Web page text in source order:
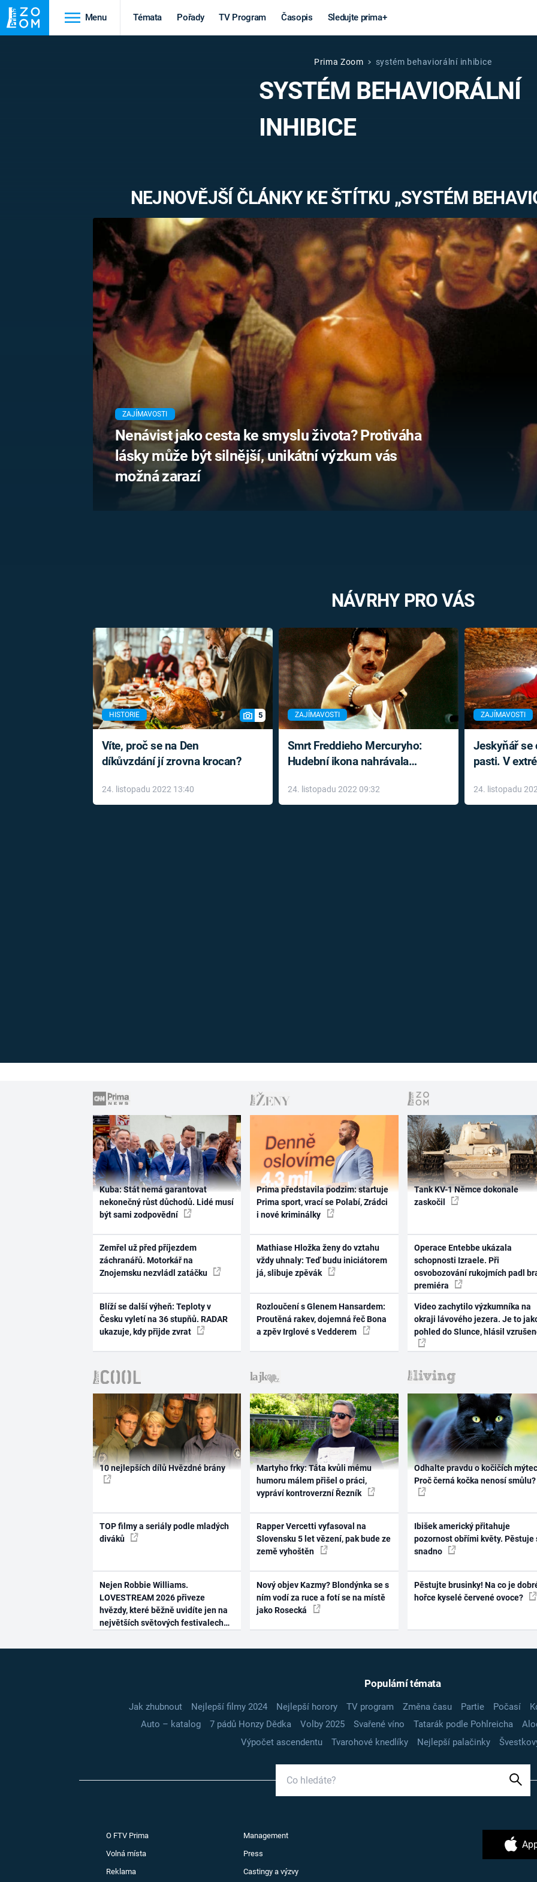
Menu Témata Pořady TV Program Časopis Sledujte prima+
Věda a
technika
KORONAVIRUS
Války
světová válka
PRVNÍ SVĚTOVÁ
Výročí
MARIE TEREZIE
NAPOLEON
BONAPARTE
BRITSKÁ
KRÁLOVSKÁ
RODINA
Záhady a
konspirace
UFO A
MIMOZEMŠŤANÉ
UTAJENÉ PŘÍBĚHY
ALTERNATIVNÍ
HISTORIE
FILMY
REALITA
HORORY
Prima Zoom systém behaviorální inhibice
SYSTÉM BEHAVIORÁLNÍ
INHIBICE
NEJNOVĚJŠÍ ČLÁNKY KE ŠTÍTKU „SYSTÉM
ZAJÍMAVOSTI
Nenávist jako cesta ke smyslu života? Protiváha
lásky může být silnější, unikátní výzkum vás
možná zarazí
NÁVRHY PRO VÁS
HISTORIE 5
Víte, proč se na Den
díkůvzdání jí zrovna krocan?
24. listopadu 2022 13:40
ZAJÍMAVOSTI
Smrt Freddieho Mercuryho:
Hudební ikona nahrávala
léky
24. listopadu 2022 09:32
ZAJÍMAVOSTI
Jeskyňář se
pasti. V
24. listopadu
Kuba: Stát nemá garantovat
nekonečný růst důchodů. Lidé musí
být sami zodpovědní
Zemřel už před příjezdem
záchranářů. Motorkář na
Znojemsku nezvládl zatáčku
Blíží se další výheň: Teploty v
Česku vyletí na 36 stupňů. RADAR
ukazuje, kdy přijde zvrat
Prima představila podzim: startuje
Prima sport, vrací se Polabí, Zrádci
i nové kriminálky
Mathiase Hložka ženy do vztahu
vždy uhnaly: Teď budu iniciátorem
já, slibuje zpěvák
Rozloučení s Glenem Hansardem:
Proutěná rakev, dojemná řeč Bona
a zpěv Irglové s Vedderem
Tank KV-1 Němce dokonale
zaskočil
Operace Entebbe ukázala
schopnosti Izraele. Při
osvobozování rukojmích padl
premiéra
Video zachytilo výzkumníka na
okraji lávového jezera. Je to
pohled do Slunce, hlásil
10 nejlepších dílů Hvězdné brány
TOP filmy a seriály podle mladých
diváků
Nejen Robbie Williams.
LOVESTREAM 2026 přiveze
hvězdy, které běžně uvidíte jen na
největších světových festivalech
Martyho frky: Táta kvůli mému
humoru málem přišel o práci,
vypráví kontroverzní Řezník
Rapper Vercetti vyfasoval na
Slovensku 5 let vězení, pak bude ze
země vyhoštěn
Nový objev Kazmy? Blondýnka se s
ním vodí za ruce a fotí se na místě
jako Rosecká
Odhalte pravdu o kočičích
Proč černá kočka nenosí smůlu?
Ibišek americký přitahuje
pozornost obřími květy. Pěstuje
snadno
Pěstujte brusinky! Na co je
hořce kyselé červené ovoce?
Populární témata
Jak zhubnout Nejlepší filmy 2024 Nejlepší horory TV program Změna času Partie Počasí
Auto – katalog
7 pádů Honzy Dědka Volby 2025 Svařené víno Tatarák podle Pohlreicha
Výpočet ascendentu
Tvarohové knedlíky Nejlepší palačinky
O FTV Prima Management
Volná místa Press
Reklama Castingy a výzvy